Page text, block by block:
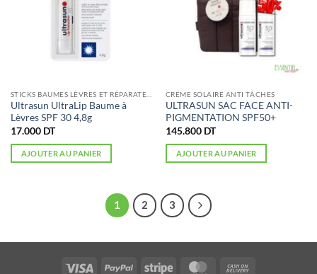
Ultrasun UltraLip Baume à
Lèvres SPF 30 4,8g
17.000 DT
AJOUTER AU PANIER
CRÉME SOLAIRE ANTI TÂCHES
ULTRASUN SAC FACE ANTI-
PIGMENTATION SPF50+
145.800 DT
AJOUTER AU PANIER
1 2 3
Visa PayPal Stripe MasterCard